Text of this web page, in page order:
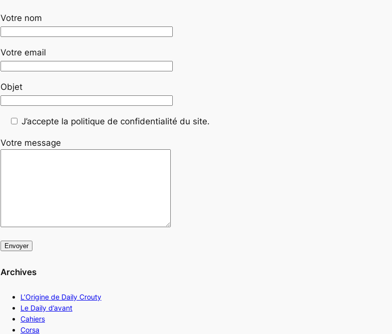
Votre nom
Votre email
Objet
J’accepte la politique de confidentialité du site.
Votre message
Archives
L’Origine de Daily Crouty
Le Daily d’avant
Cahiers
Corsa